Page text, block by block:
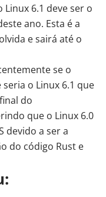
6.1 deve ser o
ano. Esta é a
e sairá até o
se o
seria o Linux 6.1 que
do
que o Linux 6.0
devido a ser a
do código Rust e
: